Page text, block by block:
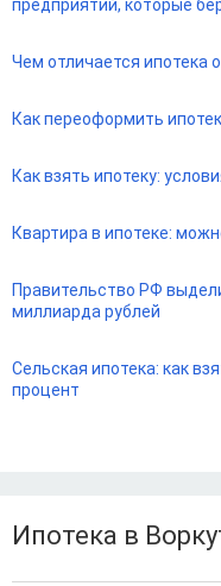
предприятий, которые
Чем отличается ипотека
Как переоформить
Как взять ипотеку:
Квартира в ипотеке:
Правительство РФ
миллиарда рублей
Сельская ипотека: как
процент
Ипотека в